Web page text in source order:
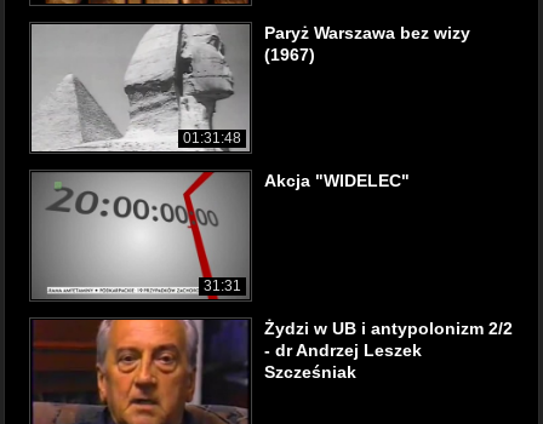
01:31:48
Paryż Warszawa bez wizy
(1967)
31:31
Akcja "WIDELEC"
Żydzi w UB i antypolonizm 2/2
- dr Andrzej Leszek
Szcześniak